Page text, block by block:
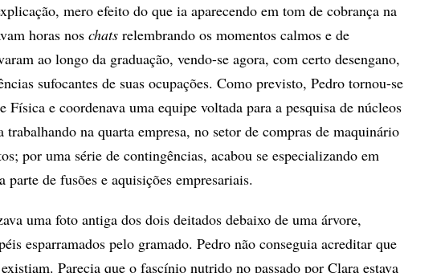
mero efeito do que ia aparecendo em tom de cobrança na
horas nos chats relembrando os momentos calmos e de
ao longo da graduação, vendo-se agora, com certo desengano,
sufocantes de suas ocupações. Como previsto, Pedro tornou-se
Física e coordenava uma equipe voltada para a pesquisa de núcleos
trabalhando na quarta empresa, no setor de compras de maquinário
por uma série de contingências, acabou se especializando em
parte de fusões e aquisições empresariais.
uma foto antiga dos dois deitados debaixo de uma árvore,
esparramados pelo gramado. Pedro não conseguia acreditar que
Parecia que o fascínio nutrido no passado por Clara estava